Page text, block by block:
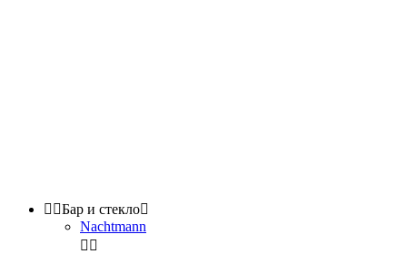
 Бар и стекло
Nachtmann
 